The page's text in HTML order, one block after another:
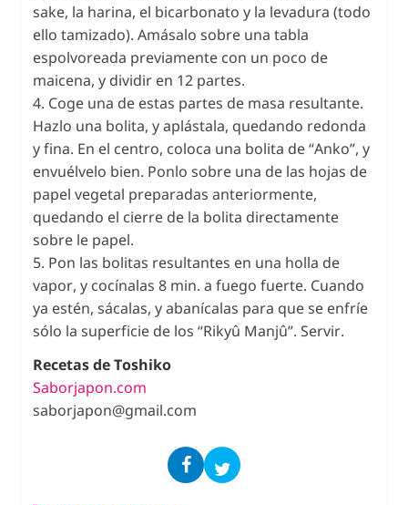
sake, la harina, el bicarbonato y la levadura (todo
ello tamizado). Amásalo sobre una tabla
espolvoreada previamente con un poco de
maicena, y dividir en 12 partes.
4. Coge una de estas partes de masa resultante.
Hazlo una bolita, y aplástala, quedando redonda
y fina. En el centro, coloca una bolita de “Anko”, y
envuélvelo bien. Ponlo sobre una de las hojas de
papel vegetal preparadas anteriormente,
quedando el cierre de la bolita directamente
sobre le papel.
5. Pon las bolitas resultantes en una holla de
vapor, y cocínalas 8 min. a fuego fuerte. Cuando
ya estén, sácalas, y abanícalas para que se enfríe
sólo la superficie de los “Rikyû Manjû”. Servir.
Recetas de Toshiko
Saborjapon.com
saborjapon@gmail.com